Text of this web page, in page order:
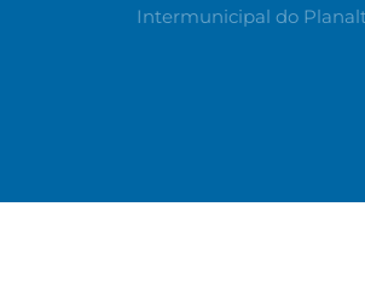
Intermunicipal do